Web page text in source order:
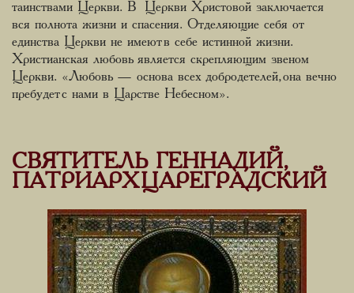
таинствами Церкви. В Церкви Христовой заключается
вся полнота жизни и спасения. Отделяющие себя от
единства Церкви не имеют в себе истинной жизни.
Христианская любовь является скрепляющим звеном
Церкви. «Любовь — основа всех добродетелей, она вечно
пребудет с нами в Царстве Небесном».
СВЯТИТЕЛЬ ГЕННАДИЙ,
ПАТРИАРХ ЦАРЕГРАДСКИЙ